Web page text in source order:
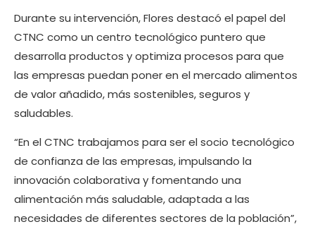
Durante su intervención, Flores destacó el papel del
CTNC como un centro tecnológico puntero que
desarrolla productos y optimiza procesos para que
las empresas puedan poner en el mercado alimentos
de valor añadido, más sostenibles, seguros y
saludables.
“En el CTNC trabajamos para ser el socio tecnológico
de confianza de las empresas, impulsando la
innovación colaborativa y fomentando una
alimentación más saludable, adaptada a las
necesidades de diferentes sectores de la población”,